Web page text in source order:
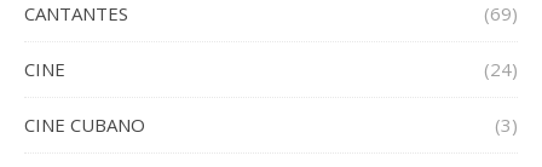
CANTANTES (69)
CINE (24)
CINE CUBANO (3)